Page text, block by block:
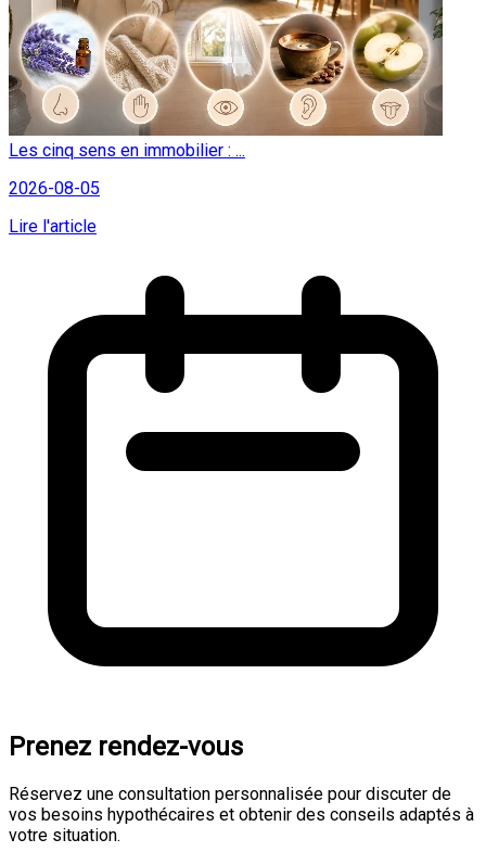
Les cinq sens en immobilier : ...
2026-08-05
Lire l'article
Prenez rendez-vous
Réservez une consultation personnalisée pour discuter de
vos besoins hypothécaires et obtenir des conseils adaptés à
votre situation.